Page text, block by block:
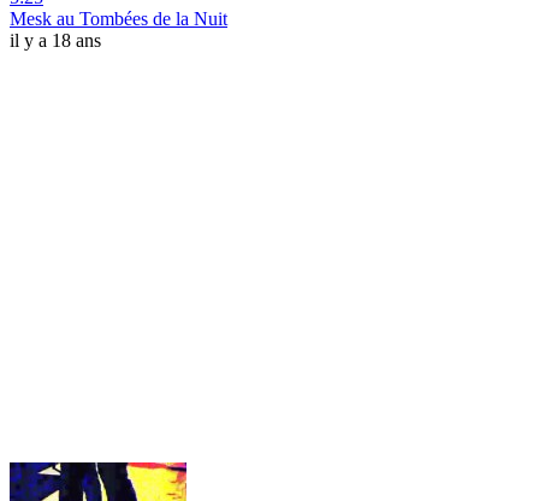
Mesk au Tombées de la Nuit
il y a 18 ans